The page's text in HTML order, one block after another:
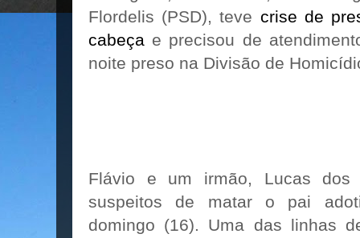
Flordelis (PSD), teve crise de
cabeça e precisou de
noite preso na Divisão de
Flávio e um irmão, Lucas dos
suspeitos de matar o pai
domingo (16). Uma das linhas